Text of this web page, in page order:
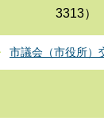
3313）
市議会（市役所）